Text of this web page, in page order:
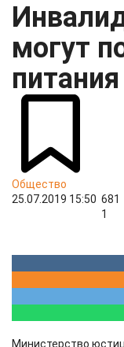
могут
питания
Общество
25.07.2019 15:50 681
1
Министерство